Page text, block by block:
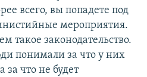
всего, вы попадете под
мероприятия.
такое законодательство.
понимали за что у них
за что не будет